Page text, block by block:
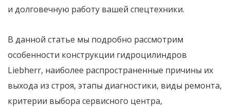
и долговечную работу вашей спецтехники.
В данной статье мы подробно рассмотрим
особенности конструкции гидроцилиндров
Liebherr, наиболее распространенные причины их
выхода из строя, этапы диагностики, виды ремонта,
критерии выбора сервисного центра,